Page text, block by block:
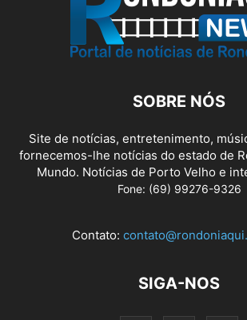
SOBRE NÓS
Site de notícias, entretenimento,
fornecemos-lhe notícias do estado de
Mundo. Notícias de Porto Velho e
Fone: (69) 99276-9326
Contato:
SIGA-NOS